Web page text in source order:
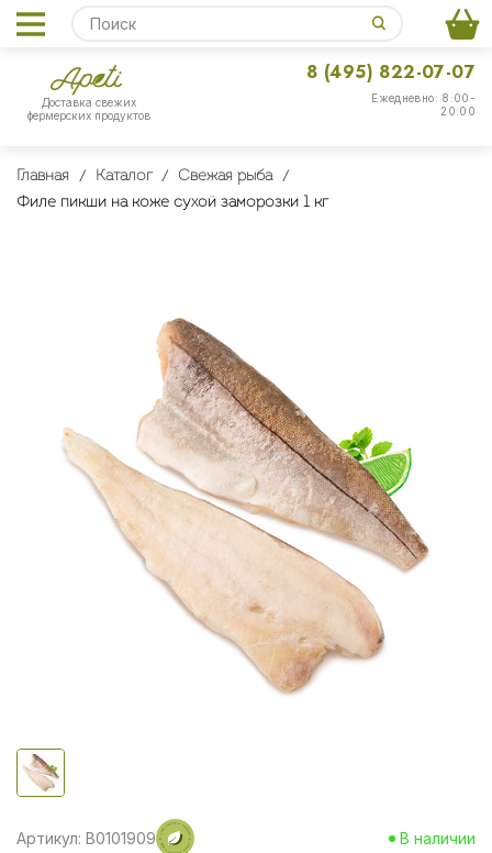
Доставка свежих
фермерских продуктов
Ежедневно: 8:00-
20:00
8 (495) 822-07-07
Главная Каталог
Свежая рыба
Филе пикши на коже сухой заморозки 1 кг
Артикул: B0101909 В наличии